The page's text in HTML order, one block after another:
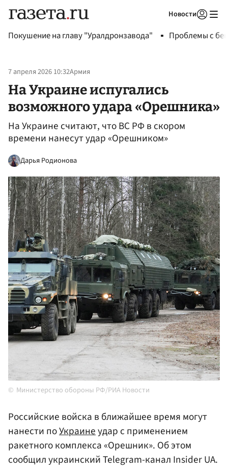
Новости
Покушение на главу "Уралдронзавода" Проблемы с
7 апреля 2026 10:32Армия
На Украине испугались
возможного удара «Орешника»
На Украине считают, что ВС РФ в скором
времени нанесут удар «Орешником»
Дарья Родионова
Министерство обороны РФ/РИА Новости
Российские войска в ближайшее время могут
нанести поУкраинеудар с применением
ракетного комплекса «Орешник». Об этом
сообщил украинский Telegram-канал Insider UA.